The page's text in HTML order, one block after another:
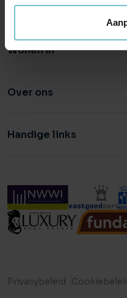
Wonen in
Over ons
Handige links
Privacybeleid